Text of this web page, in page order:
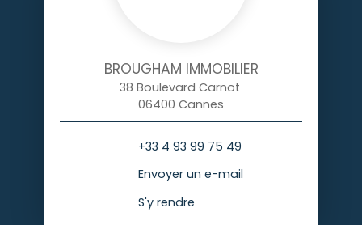
BROUGHAM IMMOBILIER
38 Boulevard Carnot
06400 Cannes
+33 4 93 99 75 49
Envoyer un e-mail
S'y rendre